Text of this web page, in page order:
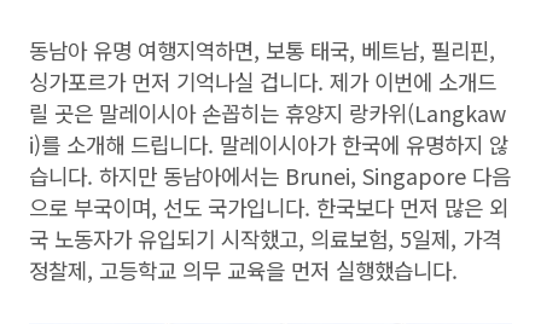
동남아 유명 여행지역하면, 보통 태국, 베트남, 필리핀,
싱가포르가 먼저 기억나실 겁니다. 제가 이번에 소개드
릴 곳은 말레이시아 손꼽히는 휴양지 랑카위(Langkaw
i)를 소개해 드립니다. 말레이시아가 한국에 유명하지 않
습니다. 하지만 동남아에서는 Brunei, Singapore 다음
으로 부국이며, 선도 국가입니다. 한국보다 먼저 많은 외
국 노동자가 유입되기 시작했고, 의료보험, 5일제, 가격
정찰제, 고등학교 의무 교육을 먼저 실행했습니다.